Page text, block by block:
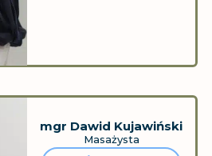
mgr Dawid Kujawiński
Masażysta